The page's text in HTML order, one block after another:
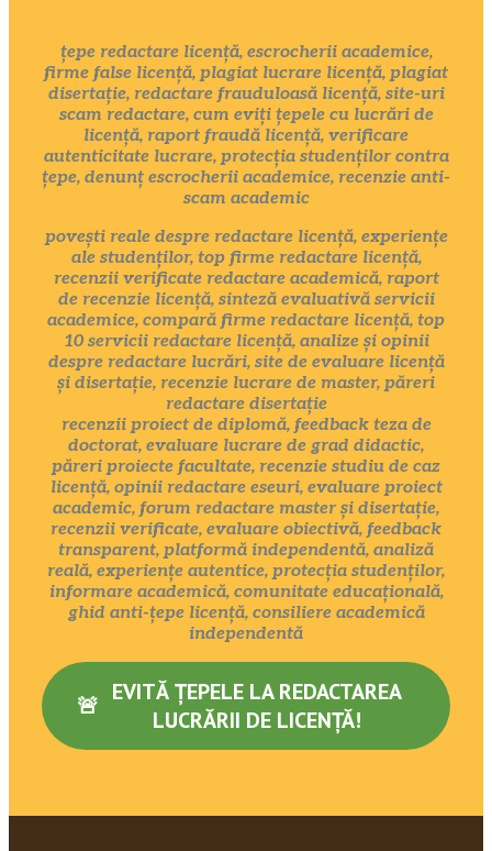
țepe redactare licență, escrocherii academice,
firme false licență, plagiat lucrare licență, plagiat
disertație, redactare frauduloasă licență, site-uri
scam redactare, cum eviți țepele cu lucrări de
licență, raport fraudă licență, verificare
autenticitate lucrare, protecția studenților contra
țepe, denunț escrocherii academice, recenzie anti-
scam academic
povești reale despre redactare licență, experiențe
ale studenților, top firme redactare licență,
recenzii verificate redactare academică, raport
de recenzie licență, sinteză evaluativă servicii
academice, compară firme redactare licență, top
10 servicii redactare licență, analize și opinii
despre redactare lucrări, site de evaluare licență
și disertație, recenzie lucrare de master, păreri
redactare disertație
recenzii proiect de diplomă, feedback teza de
doctorat, evaluare lucrare de grad didactic,
păreri proiecte facultate, recenzie studiu de caz
licență, opinii redactare eseuri, evaluare proiect
academic, forum redactare master și disertație,
recenzii verificate, evaluare obiectivă, feedback
transparent, platformă independentă, analiză
reală, experiențe autentice, protecția studenților,
informare academică, comunitate educațională,
ghid anti-țepe licență, consiliere academică
independentă
🚨 EVITĂ ȚEPELE LA REDACTAREA
LUCRĂRII DE LICENȚĂ!